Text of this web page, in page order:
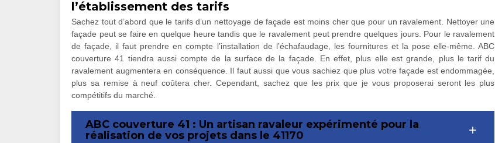
l’établissement des tarifs
Sachez tout d’abord que le tarifs d’un nettoyage de façade est moins cher que pour un ravalement. Nettoyer une
façade peut se faire en quelque heure tandis que le ravalement peut prendre quelques jours. Pour le ravalement
de façade, il faut prendre en compte l’installation de l’échafaudage, les fournitures et la pose elle-même. ABC
couverture 41 tiendra aussi compte de la surface de la façade. En effet, plus elle est grande, plus le tarif du
ravalement augmentera en conséquence. Il faut aussi que vous sachiez que plus votre façade est endommagée,
plus sa remise à neuf coûtera cher. Cependant, sachez que les prix que je vous proposerai seront les plus
compétitifs du marché.
ABC couverture 41 : Un artisan ravaleur expérimenté pour la
réalisation de vos projets dans le 41170